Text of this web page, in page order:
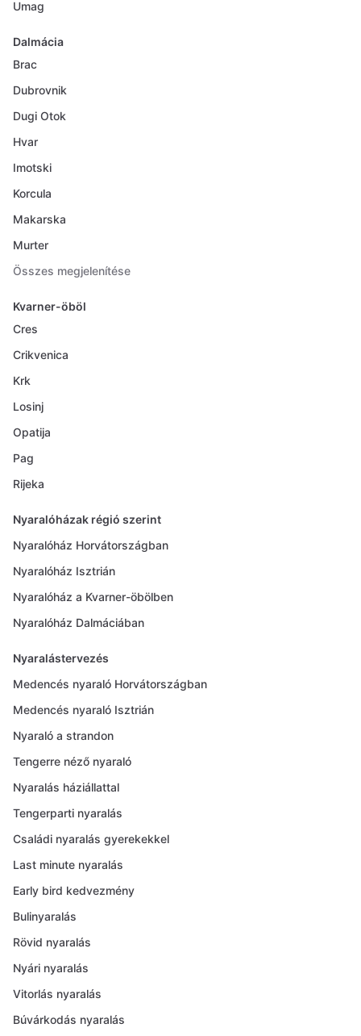
Umag
Dalmácia
Brac
Dubrovnik
Dugi Otok
Hvar
Imotski
Korcula
Makarska
Murter
Összes megjelenítése
Kvarner-öböl
Cres
Crikvenica
Krk
Losinj
Opatija
Pag
Rijeka
Nyaralóházak régió szerint
Nyaralóház Horvátországban
Nyaralóház Isztrián
Nyaralóház a Kvarner-öbölben
Nyaralóház Dalmáciában
Nyaralástervezés
Medencés nyaraló Horvátországban
Medencés nyaraló Isztrián
Nyaraló a strandon
Tengerre néző nyaraló
Nyaralás háziállattal
Tengerparti nyaralás
Családi nyaralás gyerekekkel
Last minute nyaralás
Early bird kedvezmény
Bulinyaralás
Rövid nyaralás
Nyári nyaralás
Vitorlás nyaralás
Búvárkodás nyaralás